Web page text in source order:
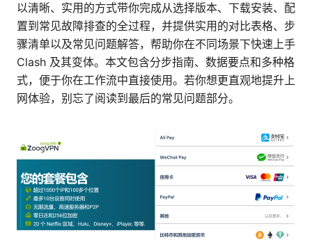
以清晰、实用的方式带你完成从选择版本、下载安装、配
置到常见故障排查的全过程，并提供实用的对比表格、步
骤清单以及常见问题解答，帮助你在不同场景下快速上手
Clash 及其变体。本文包含分步指南、数据要点和多种格
式，便于你在工作流中直接使用。若你想更直观地提升上
网体验，别忘了阅读到最后的常见问题部分。